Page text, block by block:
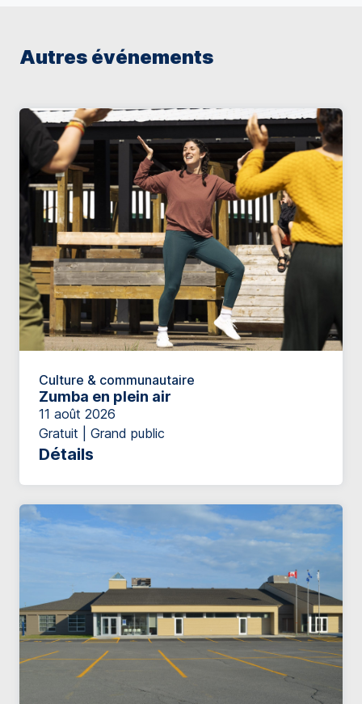
Autres événements
Culture & communautaire
Zumba en plein air
11 août 2026
Gratuit | Grand public
Détails